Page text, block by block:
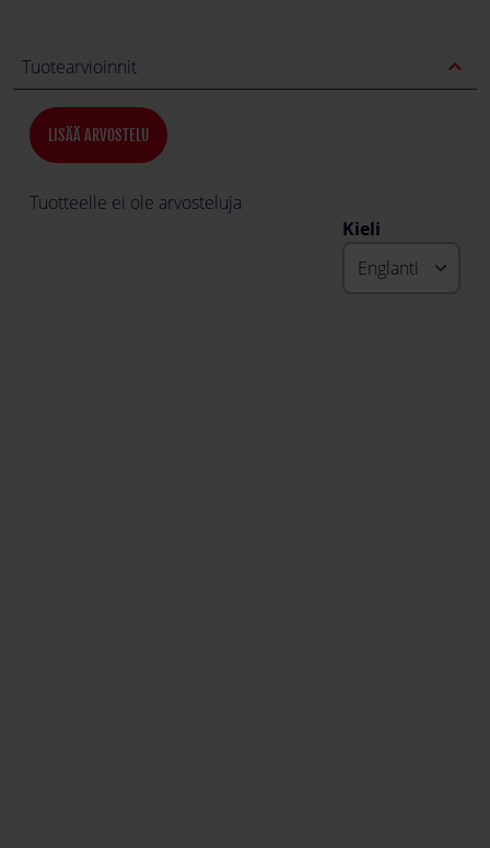
Tuotearvioinnit expand_less
LISÄÄ ARVOSTELU
Tuotteelle ei ole arvosteluja
Kieli